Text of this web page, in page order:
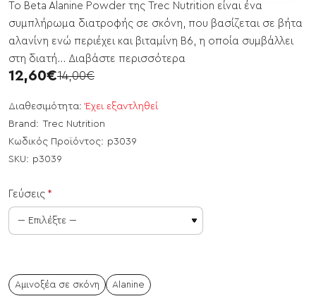
Διαθεσιμότητα: Έχει εξαντληθεί
Brand: Trec Nutrition
Κωδικός Προϊόντος: p3039
SKU: p3039
12,60€14,00€
Γεύσεις
Το Beta Alanine Powder της Trec Nutrition είναι ένα
συμπλήρωμα διατροφής σε σκόνη, που βασίζεται σε βήτα
αλανίνη ενώ περιέχει και βιταμίνη Β6, η οποία συμβάλλει
στη διατή... Διαβάστε περισσότερα
Αμινοξέα σε σκόνη Alanine